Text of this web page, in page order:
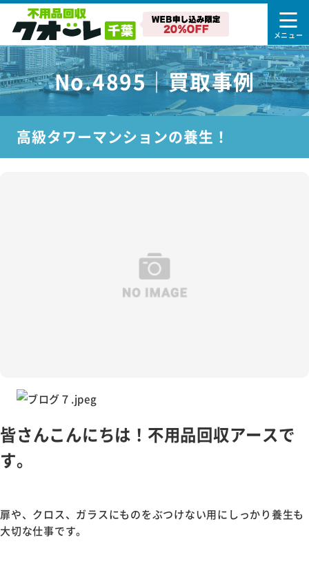
No.4895｜買取事例
高級タワーマンションの養生！
皆さんこんにちは！不用品回収アースで
す。
扉や、クロス、ガラスにものをぶつけない用にしっかり養生も
大切な仕事です。